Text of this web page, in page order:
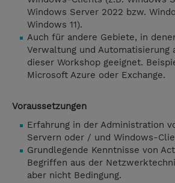
Windows Server 2022 bzw.
Windows 11).
Auch für andere Gebiete, in
Verwaltung und Automatisierung
dieser Workshop geeignet.
Microsoft Azure oder Exchange.
Voraussetzungen
Erfahrung in der Administration
Servern oder / und Windows-
Grundlegende Kenntnisse von
Begriffen aus der
aber nicht Bedingung.